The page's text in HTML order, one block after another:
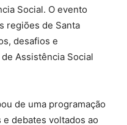
Social. O evento
regiões de Santa
desafios e
Assistência Social
de uma programação
debates voltados ao